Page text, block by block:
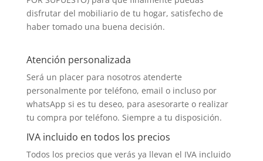
disfrutar del mobiliario de tu hogar, satisfecho de
haber tomado una buena decisión.
Atención personalizada
Será un placer para nosotros atenderte
personalmente por teléfono, email o incluso por
whatsApp si es tu deseo, para asesorarte o realizar
tu compra por teléfono. Siempre a tu disposición.
IVA incluido en todos los precios
Todos los precios que verás ya llevan el IVA incluido